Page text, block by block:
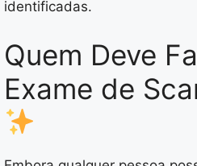
identificadas.
Quem Deve
Exame de